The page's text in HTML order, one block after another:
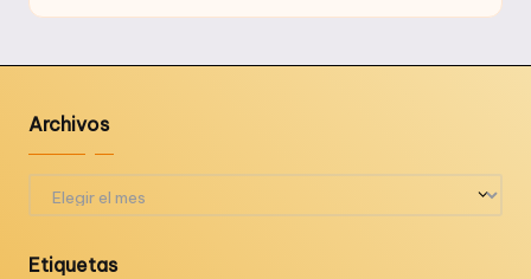
por
Archivos
Etiquetas